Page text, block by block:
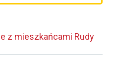
z mieszkańcami Rudy